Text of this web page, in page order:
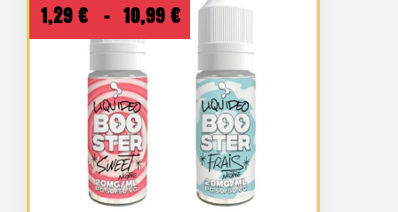
1,29 € – 10,99 €
Plage
de
prix :
1,29 €
10,99 €